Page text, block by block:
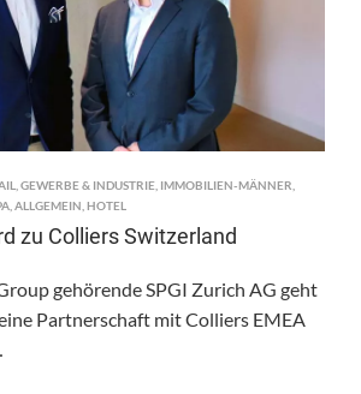
GEWERBE & INDUSTRIE IMMOBILIEN-MÄNNER
ALLGEMEIN HOTEL
zu Colliers Switzerland
gehörende SPGI Zurich AG geht
Partnerschaft mit Colliers EMEA